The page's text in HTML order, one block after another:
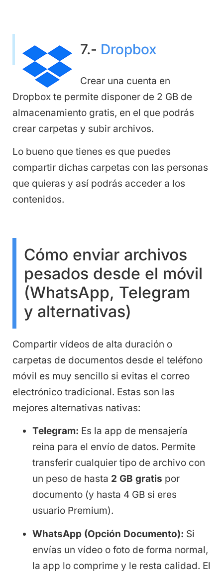
7.- Dropbox
Crear una cuenta en
Dropbox te permite disponer de 2 GB de
almacenamiento gratis, en el que podrás
crear carpetas y subir archivos.
Lo bueno que tienes es que puedes
compartir dichas carpetas con las personas
que quieras y así podrás acceder a los
contenidos.
Cómo enviar archivos
pesados desde el móvil
(WhatsApp, Telegram
y alternativas)
Compartir vídeos de alta duración o
carpetas de documentos desde el teléfono
móvil es muy sencillo si evitas el correo
electrónico tradicional. Estas son las
mejores alternativas nativas:
Telegram: Es la app de mensajería
reina para el envío de datos. Permite
transferir cualquier tipo de archivo con
un peso de hasta 2 GB gratis por
documento (y hasta 4 GB si eres
usuario Premium).
WhatsApp (Opción Documento): Si
envías un vídeo o foto de forma normal,
la app lo comprime y le resta calidad. El